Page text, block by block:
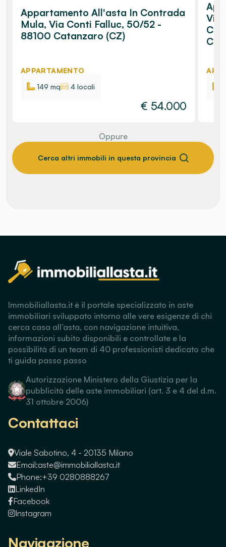
Appartamento All'asta In Contrada
Mula, Via Conti Falluc, 50/52 -
88100 Catanzaro (CZ)
APPARTAMENTO
149 mq
4 locali
€ 54.000
Oppure
Cerca altri immobili in questa provincia
Immobiliallasta.it è il portale specializzato in aste
immobiliari sviluppato intorno alle vere esigenze di chi
cerca casa all’asta, con navigazione intuitiva,
informazioni subito disponibili e controllate e la
possibilità di un team di 40 professionisti dedicato che
ti guida passo passo
Autorizzazione Ministero della Giustizia per la
pubblicità delle aste immobiliari (art. 3 e 4 del d.m.
31 ottobre 2006)
Contattaci
Viale Sabotino, 4 - 20135 Milano
Email:aste@immobiliallasta.it
Phone:+39 0280888267
LinkedIn
Facebook
Instagram
Navigazione